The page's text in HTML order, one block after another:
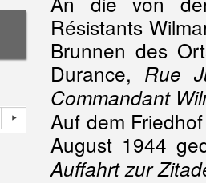
Résistants
Brunnen des
Durance, Rue
Commandant
Auf dem
August 1944
Auffahrt zur